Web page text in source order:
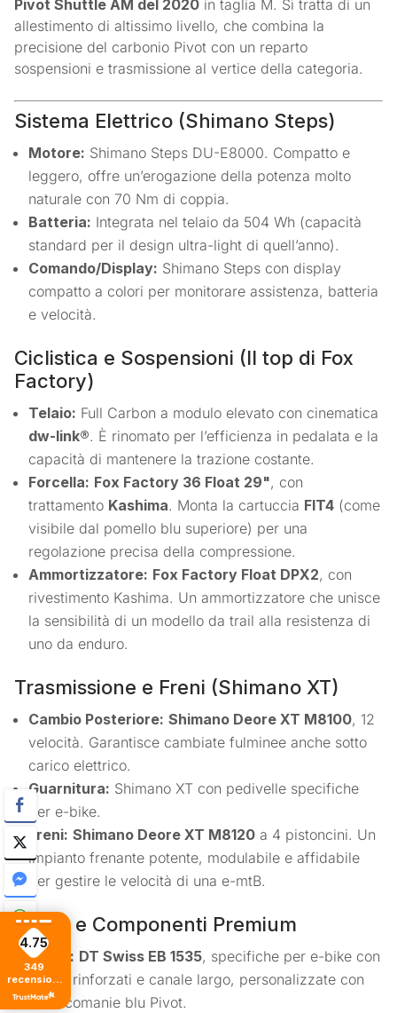
Pivot Shuttle AM del 2020 in taglia M. Si tratta di un
allestimento di altissimo livello, che combina la
precisione del carbonio Pivot con un reparto
sospensioni e trasmissione al vertice della categoria.
Sistema Elettrico (Shimano Steps)
Motore: Shimano Steps DU-E8000. Compatto e
leggero, offre un’erogazione della potenza molto
naturale con 70 Nm di coppia.
Batteria: Integrata nel telaio da 504 Wh (capacità
standard per il design ultra-light di quell’anno).
Comando/Display: Shimano Steps con display
compatto a colori per monitorare assistenza, batteria
e velocità.
Ciclistica e Sospensioni (Il top di Fox
Factory)
Telaio: Full Carbon a modulo elevato con cinematica
dw-link®. È rinomato per l’efficienza in pedalata e la
capacità di mantenere la trazione costante.
Forcella: Fox Factory 36 Float 29", con
trattamento Kashima. Monta la cartuccia FIT4 (come
visibile dal pomello blu superiore) per una
regolazione precisa della compressione.
Ammortizzatore: Fox Factory Float DPX2, con
rivestimento Kashima. Un ammortizzatore che unisce
la sensibilità di un modello da trail alla resistenza di
uno da enduro.
Trasmissione e Freni (Shimano XT)
Cambio Posteriore: Shimano Deore XT M8100, 12
velocità. Garantisce cambiate fulminee anche sotto
carico elettrico.
Guarnitura: Shimano XT con pedivelle specifiche
per e-bike.
Freni: Shimano Deore XT M8120 a 4 pistoncini. Un
impianto frenante potente, modulabile e affidabile
per gestire le velocità di una e-mtB.
Ruote e Componenti Premium
Ruote: DT Swiss EB 1535, specifiche per e-bike con
mozzi rinforzati e canale largo, personalizzate con
decalcomanie blu Pivot.
4.75
349
recensioni
di tutti i
tempi